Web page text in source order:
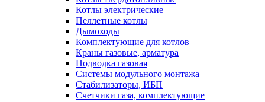
Котлы электрические
Пеллетные котлы
Дымоходы
Комплектующие для котлов
Краны газовые, арматура
Подводка газовая
Системы модульного монтажа
Стабилизаторы, ИБП
Счетчики газа, комплектующие